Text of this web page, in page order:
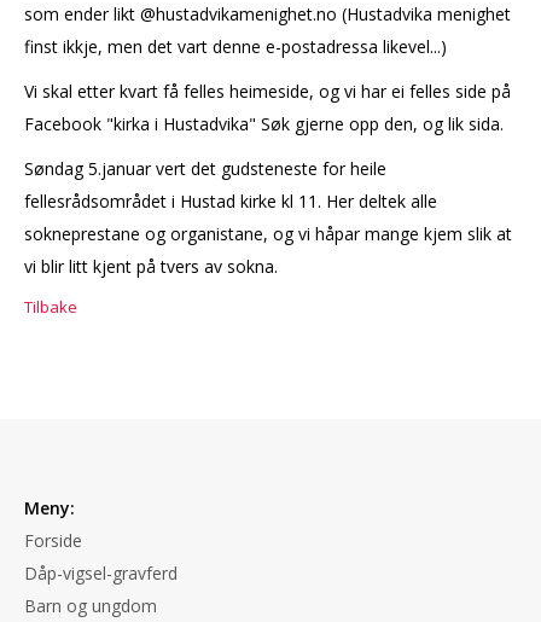
som ender likt @hustadvikamenighet.no (Hustadvika menighet
finst ikkje, men det vart denne e-postadressa likevel...)
Vi skal etter kvart få felles heimeside, og vi har ei felles side på
Facebook "kirka i Hustadvika" Søk gjerne opp den, og lik sida.
Søndag 5.januar vert det gudsteneste for heile
fellesrådsområdet i Hustad kirke kl 11. Her deltek alle
sokneprestane og organistane, og vi håpar mange kjem slik at
vi blir litt kjent på tvers av sokna.
Tilbake
Meny:
Forside
Dåp-vigsel-gravferd
Barn og ungdom